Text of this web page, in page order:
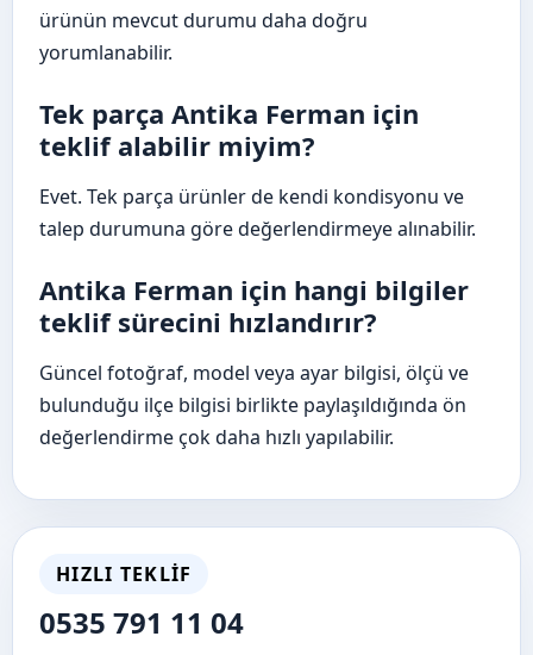
ürünün mevcut durumu daha doğru
yorumlanabilir.
Tek parça Antika Ferman için
teklif alabilir miyim?
Evet. Tek parça ürünler de kendi kondisyonu ve
talep durumuna göre değerlendirmeye alınabilir.
Antika Ferman için hangi bilgiler
teklif sürecini hızlandırır?
Güncel fotoğraf, model veya ayar bilgisi, ölçü ve
bulunduğu ilçe bilgisi birlikte paylaşıldığında ön
değerlendirme çok daha hızlı yapılabilir.
HIZLI TEKLIF
0535 791 11 04